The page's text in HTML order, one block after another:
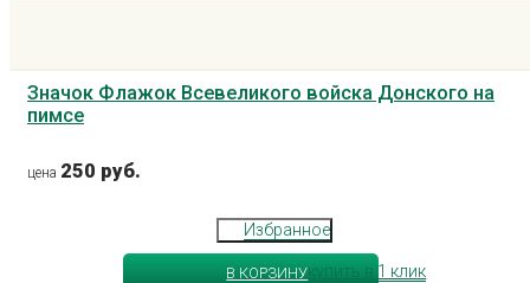
Значок Флажок Всевеликого войска Донского на
пимсе
цена 250 руб.
Избранное
В КОРЗИНУкупить в 1 клик